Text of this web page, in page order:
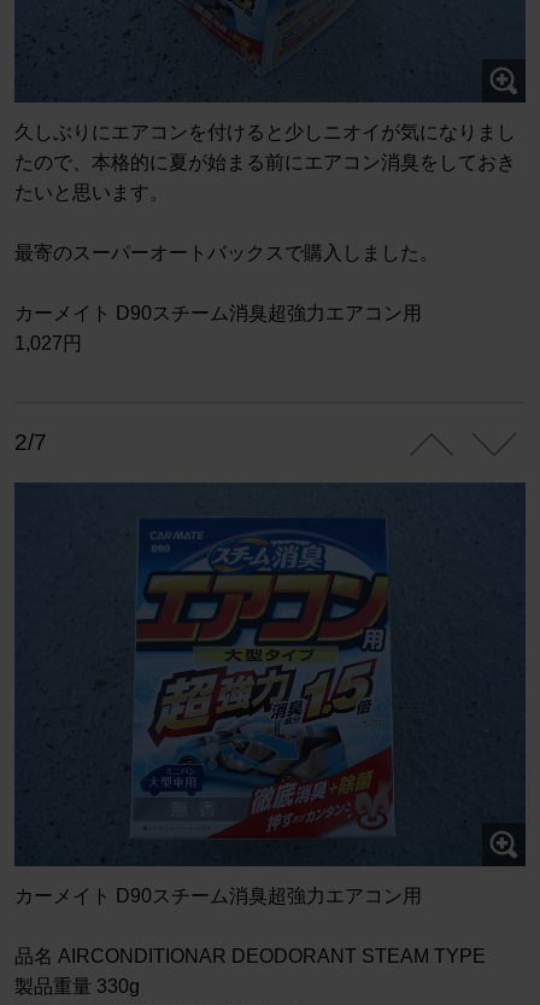
久しぶりにエアコンを付けると少しニオイが気になりまし
たので、本格的に夏が始まる前にエアコン消臭をしておき
たいと思います。
最寄のスーパーオートバックスで購入しました。
カーメイト D90スチーム消臭超強力エアコン用
1,027円
2/7
カーメイト D90スチーム消臭超強力エアコン用
品名 AIRCONDITIONAR DEODORANT STEAM TYPE
製品重量 330g